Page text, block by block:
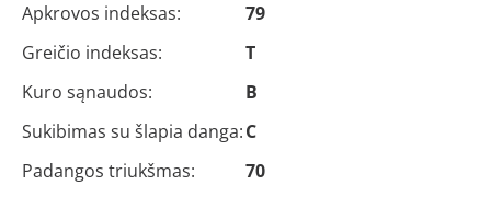
Apkrovos indeksas:
79
Greičio indeksas:
T
Kuro sąnaudos:
B
Sukibimas su šlapia danga:C
Padangos triukšmas:
70